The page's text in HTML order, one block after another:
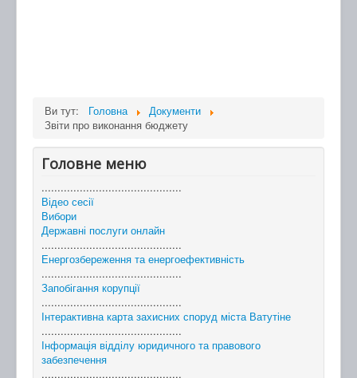
Ви тут: Головна
Документи
Звіти про виконання бюджету
Головне меню
............................................
Відео сесії
Вибори
Державні послуги онлайн
............................................
Енергозбереження та енергоефективність
............................................
Запобігання корупції
............................................
Інтерактивна карта захисних споруд міста Ватутіне
............................................
Інформація відділу юридичного та правового
забезпечення
............................................